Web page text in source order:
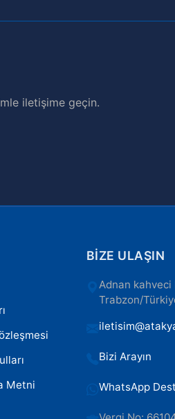
iletişime geçin.
Metni
BIZE ULAŞIN
Adnan kahveci
Trabzon/
Bizi Arayın
WhatsApp